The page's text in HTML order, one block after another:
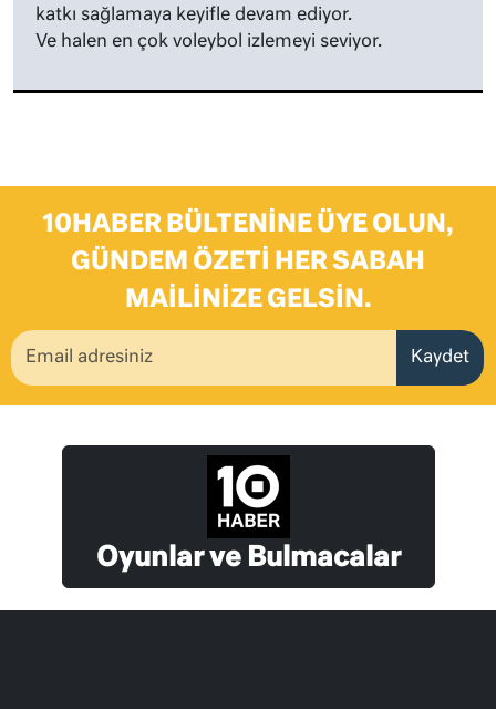
katkı sağlamaya keyifle devam ediyor.
Ve halen en çok voleybol izlemeyi seviyor.
10HABER BÜLTENINE ÜYE OLUN,
GÜNDEM ÖZETI HER SABAH
MAILINIZE GELSIN.
Kaydet
Oyunlar ve Bulmacalar